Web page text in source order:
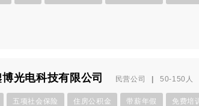
光电科技有限公司 民营公司 50-150人
五项社会保险 住房公积金 带薪年假 免费培训